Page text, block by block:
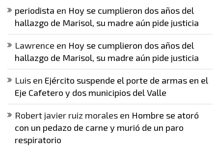
periodista en Hoy se cumplieron dos años del
hallazgo de Marisol, su madre aún pide justicia
Lawrence en Hoy se cumplieron dos años del
hallazgo de Marisol, su madre aún pide justicia
Luis en Ejército suspende el porte de armas en el
Eje Cafetero y dos municipios del Valle
Robert javier ruiz morales en Hombre se atoró
con un pedazo de carne y murió de un paro
respiratorio